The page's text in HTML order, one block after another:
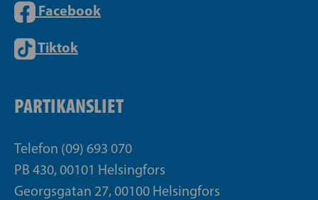
Facebook
Tiktok
PARTIKANSLIET
Telefon (09) 693 070
PB 430, 00101 Helsingfors
Georgsgatan 27, 00100 Helsingfors